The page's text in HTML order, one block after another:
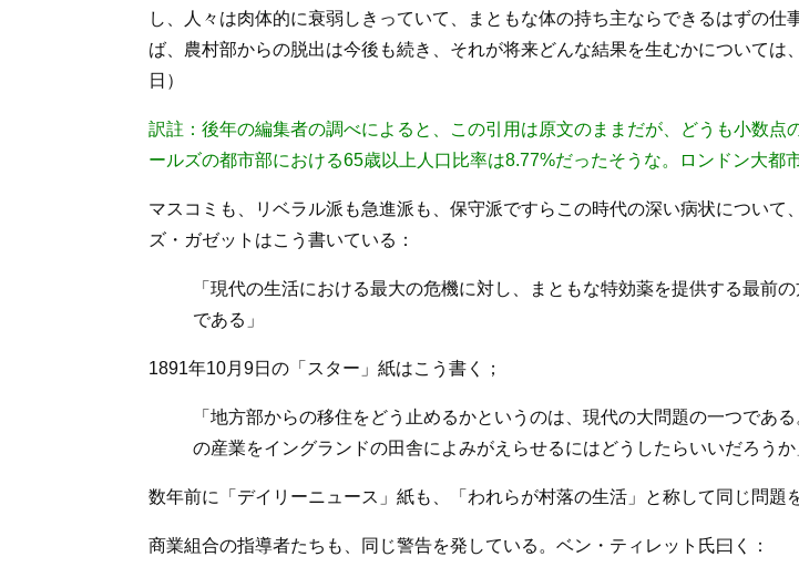
し、人々は肉体的に衰弱しきっていて、まともな体の持ち主ならできるはずの
ば、農村部からの脱出は今後も続き、それが将来どんな結果を生むかについて
日）
訳註：後年の編集者の調べによると、この引用は原文のままだが、どうも小数
ールズの都市部における65歳以上人口比率は8.77%だったそうな。ロンドン大都
マスコミも、リベラル派も急進派も、保守派ですらこの時代の深い病状につい
ズ・ガゼットはこう書いている：
「現代の生活における最大の危機に対し、まともな特効薬を提供する最前
である」
1891年10月9日の「スター」紙はこう書く；
「地方部からの移住をどう止めるかというのは、現代の大問題の一つであ
の産業をイングランドの田舎によみがえらせるにはどうしたらいいだろうか
数年前に「デイリーニュース」紙も、「われらが村落の生活」と称して同じ問題
商業組合の指導者たちも、同じ警告を発している。ベン・ティレット氏曰く：